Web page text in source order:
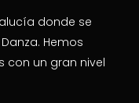
donde se
Hemos
un gran nivel